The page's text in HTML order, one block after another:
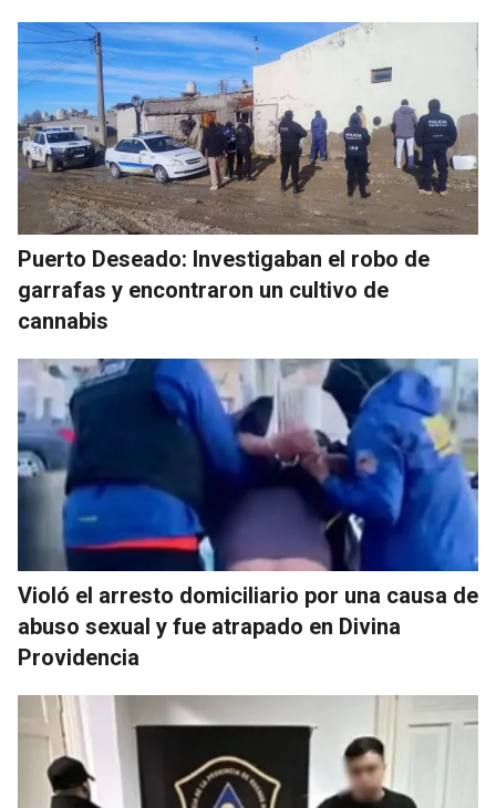
Puerto Deseado: Investigaban el robo de
garrafas y encontraron un cultivo de
cannabis
Violó el arresto domiciliario por una causa de
abuso sexual y fue atrapado en Divina
Providencia